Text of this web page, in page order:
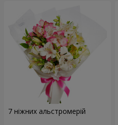
7 ніжних альстромерій